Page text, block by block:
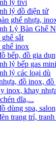
lý tivi
lý đồ điện tử
ghế nhựa,
Lý Bàn Ghế
sắt
ghế inox
bếp, đồ gia
lý bếp gas
lý các loại dù
đồ inox, đồ
inox, khay nhựa
dĩa,...
dùng spa,
trang trí,